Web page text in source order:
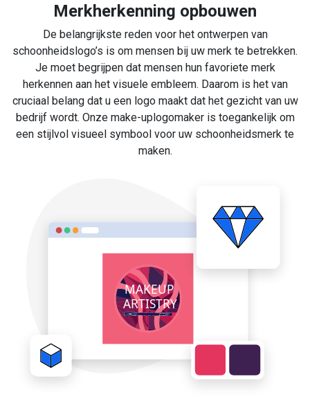
Merkherkenning opbouwen
De belangrijkste reden voor het ontwerpen van
schoonheidslogo’s is om mensen bij uw merk te betrekken.
Je moet begrijpen dat mensen hun favoriete merk
herkennen aan het visuele embleem. Daarom is het van
cruciaal belang dat u een logo maakt dat het gezicht van uw
bedrijf wordt. Onze make-uplogomaker is toegankelijk om
een stijlvol visueel symbool voor uw schoonheidsmerk te
maken.